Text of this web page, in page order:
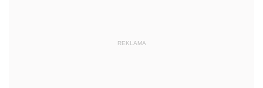
REKLAMA